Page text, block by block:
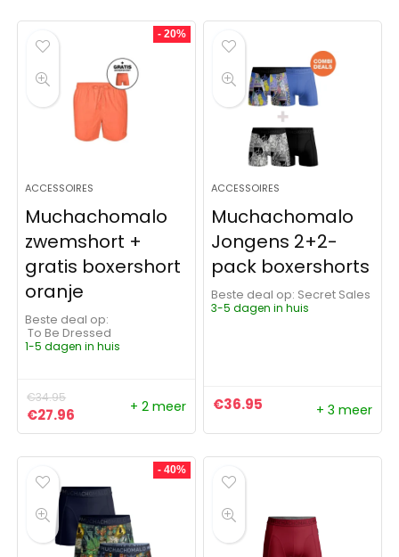
- 20%
ACCESSOIRES
Muchachomalo
zwemshort +
gratis boxershort
oranje
Beste deal op:
To Be Dressed
1-5 dagen in huis
€34.95
Oorspronkelijke prijs was: €34.95.
€27.96 Huidige prijs is: €27.96.
+ 2 meer
ACCESSOIRES
Muchachomalo
Jongens 2+2-
pack boxershorts
Beste deal op:
Secret Sales
3-5 dagen in huis
€36.95 + 3 meer
- 40%